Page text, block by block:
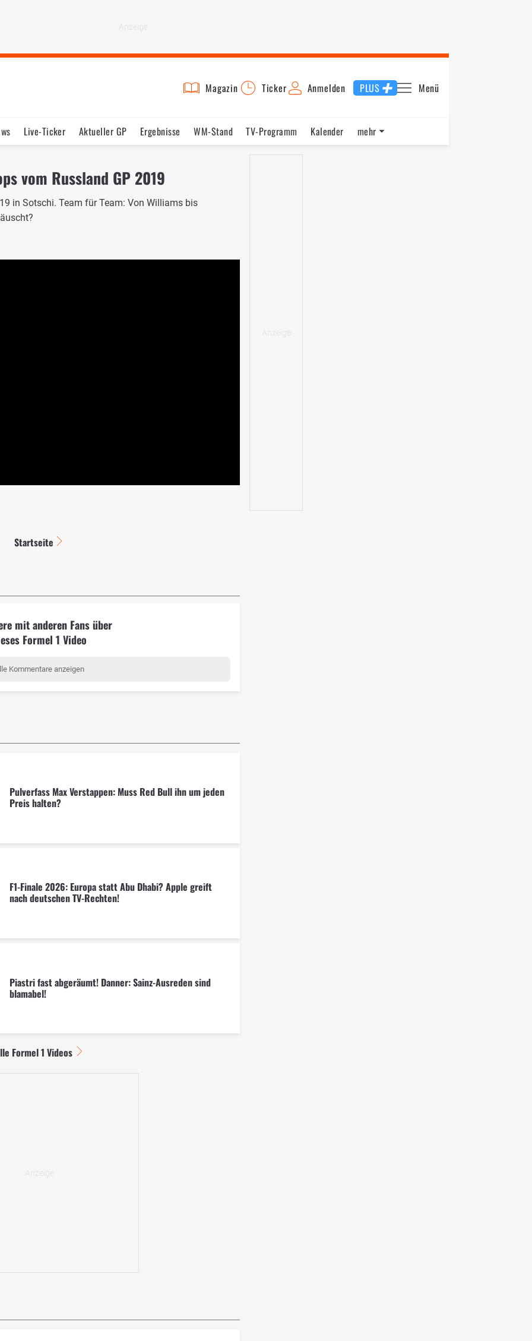
Magazin Ticker Anmelden PLUS Menü
Live-Ticker Aktueller GP Ergebnisse WM-Stand TV-Programm
Kalender
mehr
vom Russland GP 2019
in Sotschi. Team für Team: Von Williams bis
Startseite
mit anderen Fans über
Formel 1 Video
Kommentare anzeigen
Pulverfass Max Verstappen: Muss Red Bull ihn um jeden
Preis halten?
F1-Finale 2026: Europa statt Abu Dhabi? Apple greift
nach deutschen TV-Rechten!
Piastri fast abgeräumt! Danner: Sainz-Ausreden sind
blamabel!
Formel 1 Videos